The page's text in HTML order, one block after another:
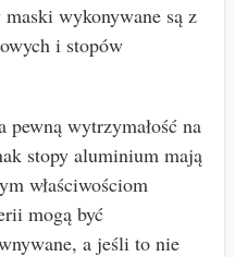
wykonywane są z
i stopów
pewną wytrzymałość na
stopy aluminium mają
właściwościom
mogą być
a jeśli to nie